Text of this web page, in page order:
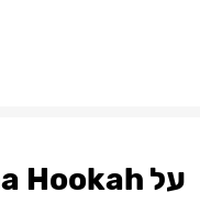
על Alpha Hookah